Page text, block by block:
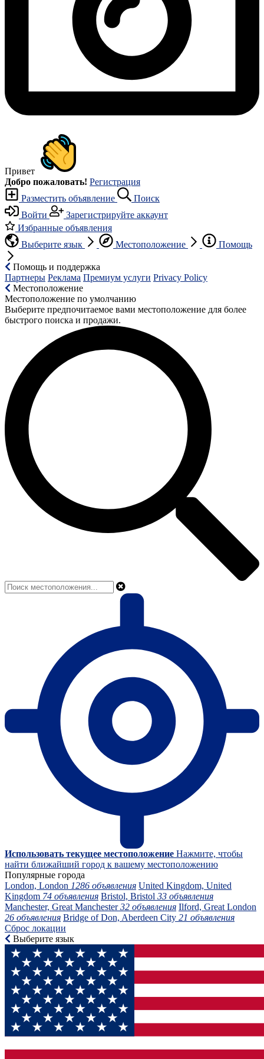
Привет
Добро пожаловать! Регистрация
Разместить объявление
Поиск
Войти
Зарегистрируйте аккаунт
Избранные объявления
Выберите язык
Местоположение Помощь
Помощь и поддержка
Партнеры Реклама Премиум услуги Privacy Policy
Местоположение
Местоположение по умолчанию
Выберите предпочитаемое вами местоположение для более
быстрого поиска и продажи.
Использовать текущее местоположение Нажмите, чтобы
найти ближайший город к вашему местоположению
Популярные города
London, London 1286 объявления United Kingdom, United
Kingdom 74 объявления Bristol, Bristol 33 объявления
Manchester, Great Manchester32 объявления Ilford, Great London
26 объявления Bridge of Don, Aberdeen City 21 объявления
Сброс локации
Выберите язык